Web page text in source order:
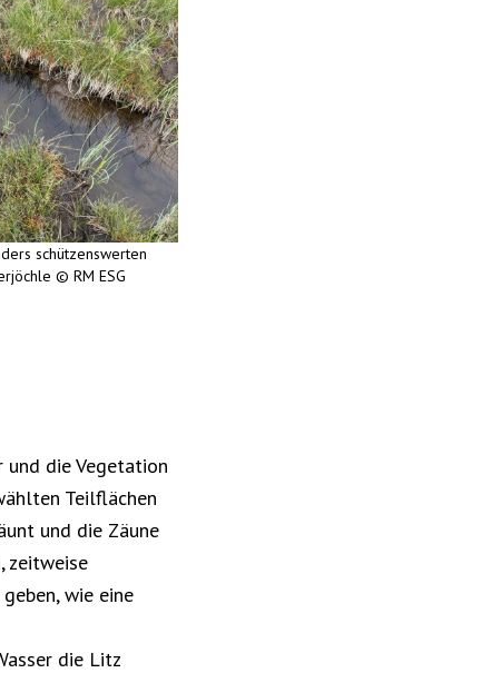
schützenswerten
© RM ESG
und die Vegetation
Teilflächen
und die Zäune
zeitweise
wie eine
die Litz